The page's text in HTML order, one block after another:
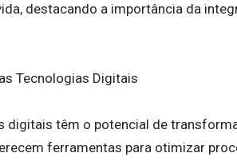
destacando a importância da
Tecnologias Digitais
digitais têm o potencial de
ferramentas para otimizar